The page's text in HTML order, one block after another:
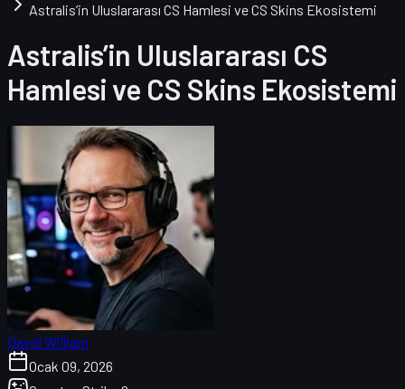
Astralis’in Uluslararası CS Hamlesi ve CS Skins Ekosistemi
Astralis’in Uluslararası CS
Hamlesi ve CS Skins Ekosistemi
David William
Ocak 09, 2026